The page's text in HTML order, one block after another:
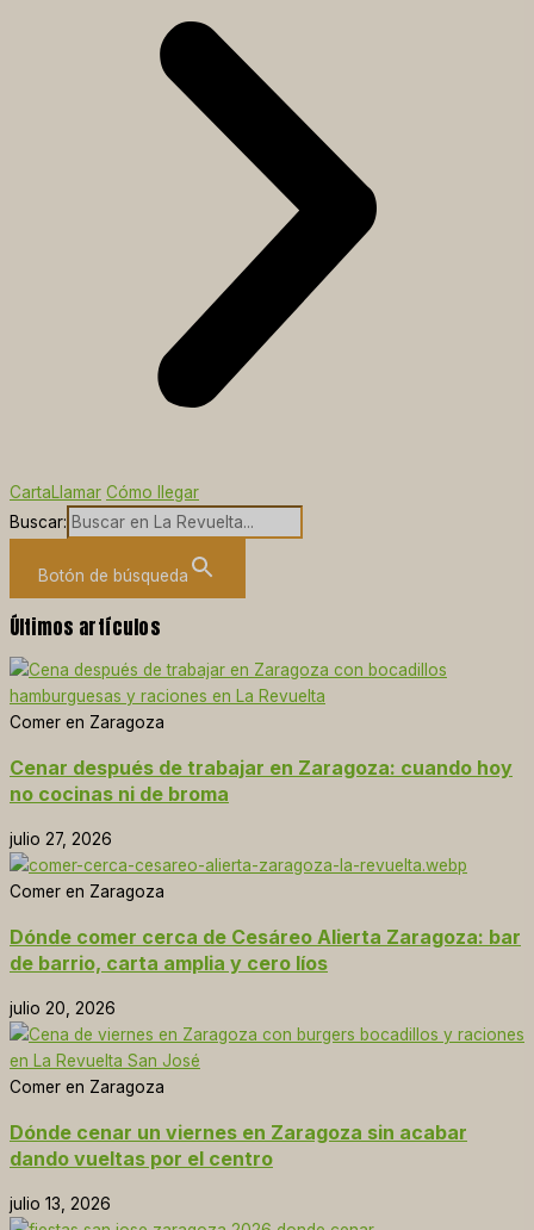
CartaLlamar Cómo llegar
Buscar:
Botón de búsqueda
Últimos artículos
Comer en Zaragoza
Cenar después de trabajar en Zaragoza: cuando hoy
no cocinas ni de broma
julio 27, 2026
Comer en Zaragoza
Dónde comer cerca de Cesáreo Alierta Zaragoza: bar
de barrio, carta amplia y cero líos
julio 20, 2026
Comer en Zaragoza
Dónde cenar un viernes en Zaragoza sin acabar
dando vueltas por el centro
julio 13, 2026